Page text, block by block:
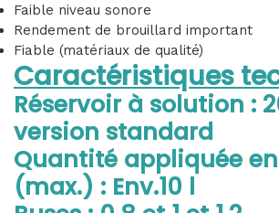
Faible niveau sonore
Rendement de brouillard important
Fiable (matériaux de qualité)
Caractéristiques
Réservoir à solution :
version standard
Quantité appliquée
(max.) : Env.10 l